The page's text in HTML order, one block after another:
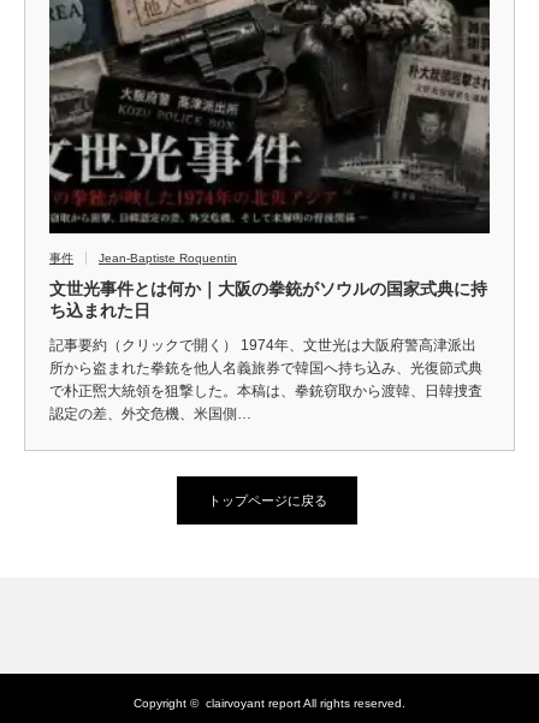
事件 Jean-Baptiste Roquentin
文世光事件とは何か｜大阪の拳銃がソウルの国家式典に持
ち込まれた日
記事要約（クリックで開く） 1974年、文世光は大阪府警高津派出
所から盗まれた拳銃を他人名義旅券で韓国へ持ち込み、光復節式典
で朴正煕大統領を狙撃した。本稿は、拳銃窃取から渡韓、日韓捜査
認定の差、外交危機、米国側…
トップページに戻る
Copyright © clairvoyant reportAll rights reserved.